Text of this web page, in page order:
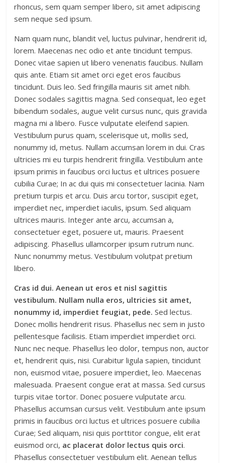
rhoncus, sem quam semper libero, sit amet adipiscing
sem neque sed ipsum.
Nam quam nunc, blandit vel, luctus pulvinar, hendrerit id,
lorem. Maecenas nec odio et ante tincidunt tempus.
Donec vitae sapien ut libero venenatis faucibus. Nullam
quis ante. Etiam sit amet orci eget eros faucibus
tincidunt. Duis leo. Sed fringilla mauris sit amet nibh.
Donec sodales sagittis magna. Sed consequat, leo eget
bibendum sodales, augue velit cursus nunc, quis gravida
magna mi a libero. Fusce vulputate eleifend sapien.
Vestibulum purus quam, scelerisque ut, mollis sed,
nonummy id, metus. Nullam accumsan lorem in dui. Cras
ultricies mi eu turpis hendrerit fringilla. Vestibulum ante
ipsum primis in faucibus orci luctus et ultrices posuere
cubilia Curae; In ac dui quis mi consectetuer lacinia. Nam
pretium turpis et arcu. Duis arcu tortor, suscipit eget,
imperdiet nec, imperdiet iaculis, ipsum. Sed aliquam
ultrices mauris. Integer ante arcu, accumsan a,
consectetuer eget, posuere ut, mauris. Praesent
adipiscing. Phasellus ullamcorper ipsum rutrum nunc.
Nunc nonummy metus. Vestibulum volutpat pretium
libero.
Cras id dui. Aenean ut eros et nisl sagittis
vestibulum. Nullam nulla eros, ultricies sit amet,
nonummy id, imperdiet feugiat, pede. Sed lectus.
Donec mollis hendrerit risus. Phasellus nec sem in justo
pellentesque facilisis. Etiam imperdiet imperdiet orci.
Nunc nec neque. Phasellus leo dolor, tempus non, auctor
et, hendrerit quis, nisi. Curabitur ligula sapien, tincidunt
non, euismod vitae, posuere imperdiet, leo. Maecenas
malesuada. Praesent congue erat at massa. Sed cursus
turpis vitae tortor. Donec posuere vulputate arcu.
Phasellus accumsan cursus velit. Vestibulum ante ipsum
primis in faucibus orci luctus et ultrices posuere cubilia
Curae; Sed aliquam, nisi quis porttitor congue, elit erat
euismod orci, ac placerat dolor lectus quis orci.
Phasellus consectetuer vestibulum elit. Aenean tellus